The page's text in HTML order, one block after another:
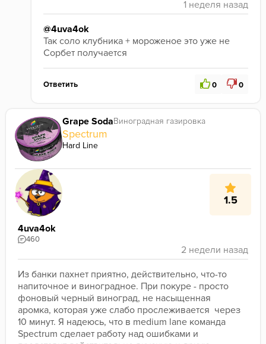
@4uva4ok
Так соло клубника + мороженое это уже не
Сорбет получается
Ответить 0 0
Grape SodaВиноградная газировка
Spectrum
Hard Line
1.5
4uva4ok
460
Из банки пахнет приятно, действительно, что-то
напиточное и виноградное. При покуре - просто
фоновый черный виноград, не насыщенная
аромка, которая уже слабо прослеживается  через
10 минут. Я надеюсь, что в medium lane команда
Spectrum сделает работу над ошибками и